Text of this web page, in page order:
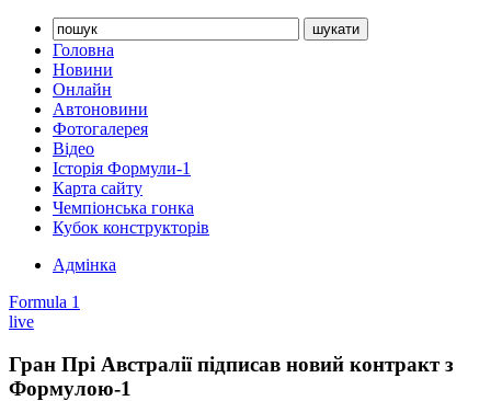
Головна
Новини
Онлайн
Автоновини
Фотогалерея
Відео
Історія Формули-1
Карта сайту
Чемпіонська гонка
Кубок конструкторів
Адмінка
Formula 1
live
Гран Прі Австралії підписав новий контракт з
Формулою-1